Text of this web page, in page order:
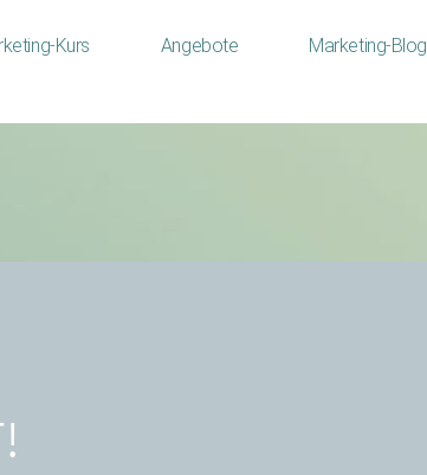
Kurs Angebote Marketing-Blog